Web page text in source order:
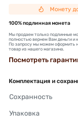
Монету
100% подлинная монета
Мы продаем только подлинные
полностью вернем Вам деньги и
По запросу мы можем оформить
товар из нашего магазина.
Посмотреть
Комплектация и
Сохранность
Упаковка